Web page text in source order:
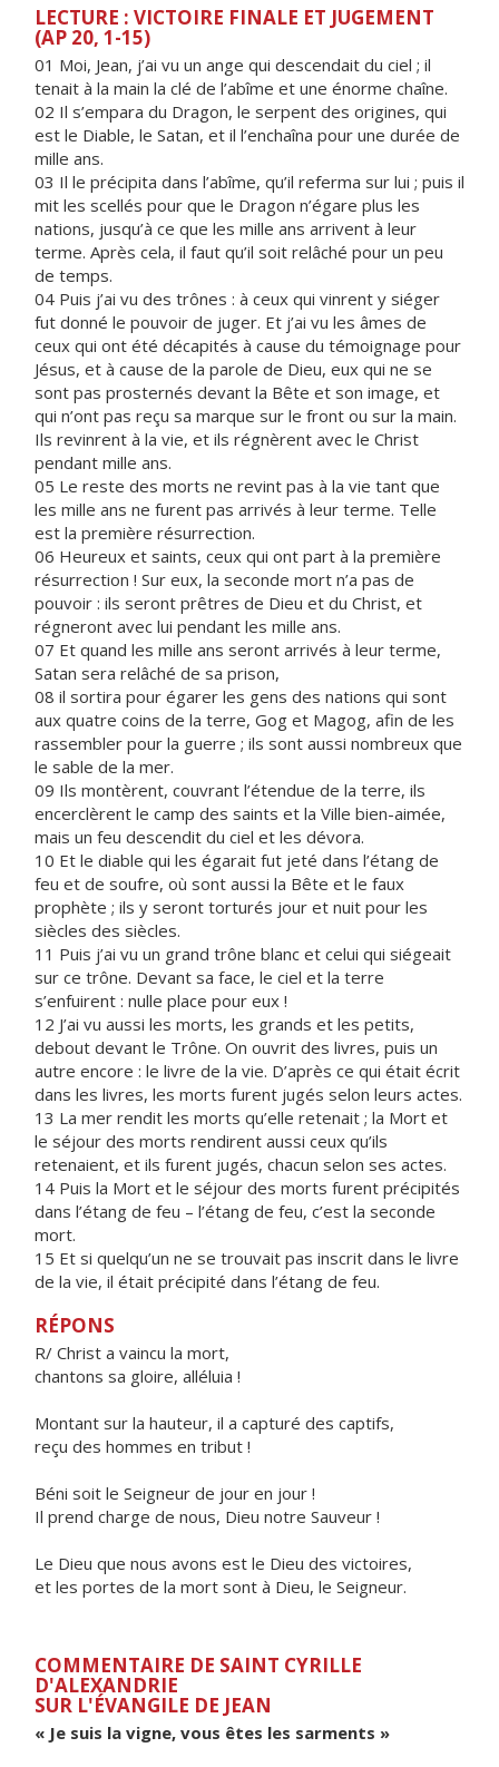
LECTURE : VICTOIRE FINALE ET JUGEMENT
(AP 20, 1-15)
01 Moi, Jean, j’ai vu un ange qui descendait du ciel ; il
tenait à la main la clé de l’abîme et une énorme chaîne.
02 Il s’empara du Dragon, le serpent des origines, qui
est le Diable, le Satan, et il l’enchaîna pour une durée de
mille ans.
03 Il le précipita dans l’abîme, qu’il referma sur lui ; puis il
mit les scellés pour que le Dragon n’égare plus les
nations, jusqu’à ce que les mille ans arrivent à leur
terme. Après cela, il faut qu’il soit relâché pour un peu
de temps.
04 Puis j’ai vu des trônes : à ceux qui vinrent y siéger
fut donné le pouvoir de juger. Et j’ai vu les âmes de
ceux qui ont été décapités à cause du témoignage pour
Jésus, et à cause de la parole de Dieu, eux qui ne se
sont pas prosternés devant la Bête et son image, et
qui n’ont pas reçu sa marque sur le front ou sur la main.
Ils revinrent à la vie, et ils régnèrent avec le Christ
pendant mille ans.
05 Le reste des morts ne revint pas à la vie tant que
les mille ans ne furent pas arrivés à leur terme. Telle
est la première résurrection.
06 Heureux et saints, ceux qui ont part à la première
résurrection ! Sur eux, la seconde mort n’a pas de
pouvoir : ils seront prêtres de Dieu et du Christ, et
régneront avec lui pendant les mille ans.
07 Et quand les mille ans seront arrivés à leur terme,
Satan sera relâché de sa prison,
08 il sortira pour égarer les gens des nations qui sont
aux quatre coins de la terre, Gog et Magog, afin de les
rassembler pour la guerre ; ils sont aussi nombreux que
le sable de la mer.
09 Ils montèrent, couvrant l’étendue de la terre, ils
encerclèrent le camp des saints et la Ville bien-aimée,
mais un feu descendit du ciel et les dévora.
10 Et le diable qui les égarait fut jeté dans l’étang de
feu et de soufre, où sont aussi la Bête et le faux
prophète ; ils y seront torturés jour et nuit pour les
siècles des siècles.
11 Puis j’ai vu un grand trône blanc et celui qui siégeait
sur ce trône. Devant sa face, le ciel et la terre
s’enfuirent : nulle place pour eux !
12 J’ai vu aussi les morts, les grands et les petits,
debout devant le Trône. On ouvrit des livres, puis un
autre encore : le livre de la vie. D’après ce qui était écrit
dans les livres, les morts furent jugés selon leurs actes.
13 La mer rendit les morts qu’elle retenait ; la Mort et
le séjour des morts rendirent aussi ceux qu’ils
retenaient, et ils furent jugés, chacun selon ses actes.
14 Puis la Mort et le séjour des morts furent précipités
dans l’étang de feu – l’étang de feu, c’est la seconde
mort.
15 Et si quelqu’un ne se trouvait pas inscrit dans le livre
de la vie, il était précipité dans l’étang de feu.
RÉPONS
R/ Christ a vaincu la mort,
chantons sa gloire, alléluia !
Montant sur la hauteur, il a capturé des captifs,
reçu des hommes en tribut !
Béni soit le Seigneur de jour en jour !
Il prend charge de nous, Dieu notre Sauveur !
Le Dieu que nous avons est le Dieu des victoires,
et les portes de la mort sont à Dieu, le Seigneur.
COMMENTAIRE DE SAINT CYRILLE
D'ALEXANDRIE
SUR L'ÉVANGILE DE JEAN
« Je suis la vigne, vous êtes les sarments »